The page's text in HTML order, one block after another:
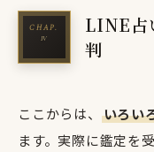
LINE占
判
ここからは、 いろい
ます。実際に鑑定を